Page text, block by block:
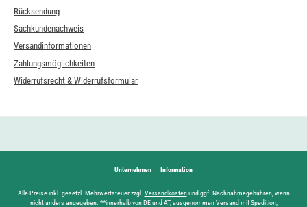
Rücksendung
Sachkundenachweis
Versandinformationen
Zahlungsmöglichkeiten
Widerrufsrecht & Widerrufsformular
Unternehmen Information
Alle Preise inkl. gesetzl. Mehrwertsteuer zzgl. Versandkostenund ggf. Nachnahmegebühren, wenn
nicht anders angegeben. **innerhalb von DE und AT, ausgenommen Versand mit Spedition,